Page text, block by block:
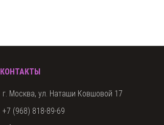
КОНТАКТЫ
г. Москва, ул. Наташи Ковшовой 17
+7 (968) 818-89-69